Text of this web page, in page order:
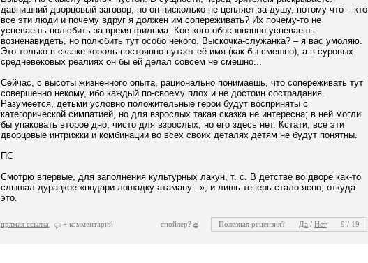
давнишний дворцовый заговор, но он нисколько не цепляет за душу, потому что – кто
все эти люди и почему вдруг я должен им сопереживать? Их почему-то не
успеваешь полюбить за время фильма. Кое-кого обоснованно успеваешь
возненавидеть, но полюбить тут особо некого. Выскочка-служанка? – я вас умоляю.
Это только в сказке король постоянно путает её имя (как бы смешно), а в суровых
средневековых реалиях он бы ей делал совсем не смешно...
Сейчас, с высоты жизненного опыта, рационально понимаешь, что сопереживать тут
совершенно некому, ибо каждый по-своему плох и не достоин сострадания.
Разумеется, детьми условно положительные герои будут восприняты с
категорической симпатией, но для взрослых такая сказка не интересна; в ней могли
бы упаковать второе дно, чисто для взрослых, но его здесь нет. Кстати, все эти
дворцовые интрижки и комбинации во всех своих деталях детям не будут понятны.
ПС
Смотрю впервые, для заполнения культурных лакун, т. с. В детстве во дворе как-то
слышал дурацкое «подари лошадку атаману...», и лишь теперь стало ясно, откуда
это.
прямая ссылка + комментарий Полезная рецензия?
спойлер? Да / Нет 9 / 19